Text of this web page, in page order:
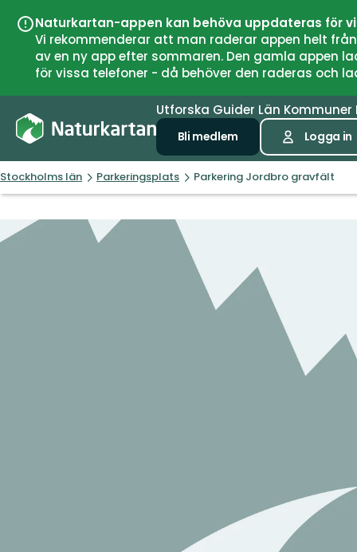
Naturkartan-appen kan behöva uppdateras för
Vi rekommenderar att man raderar appen helt
av en ny app efter sommaren. Den gamla
för vissa telefoner - då behöver den raderas och
Utforska Guider Län Kommuner
Bli medlem Logga in
Stockholms län Parkeringsplats Parkering Jordbro gravfält